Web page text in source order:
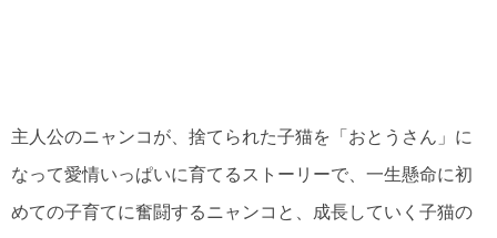
主人公のニャンコが、捨てられた子猫を「おとうさん」に
なって愛情いっぱいに育てるストーリーで、一生懸命に初
めての子育てに奮闘するニャンコと、成長していく子猫の